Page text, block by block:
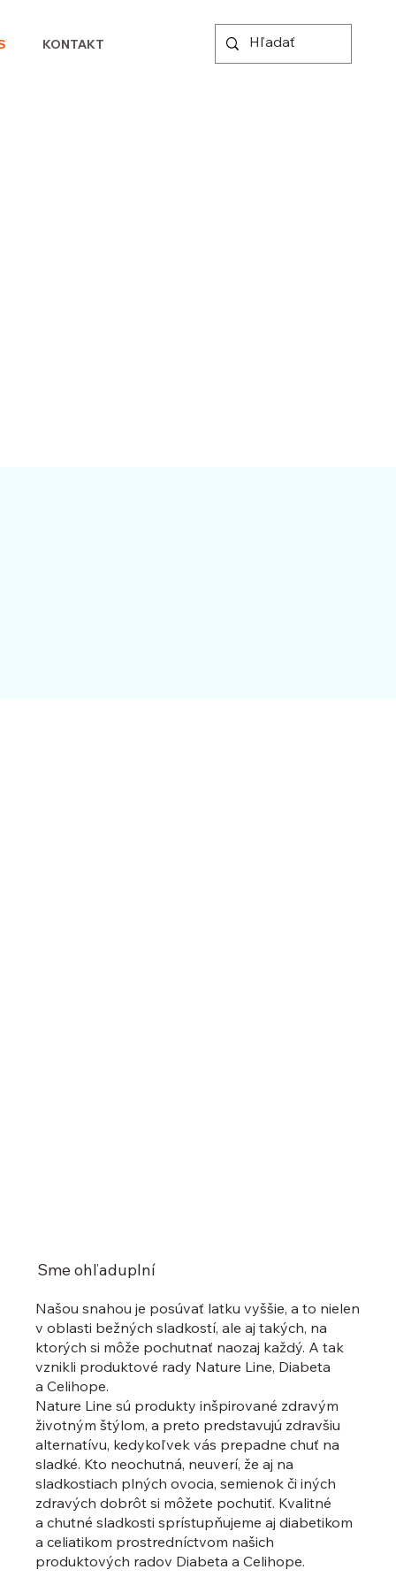
KONTAKT
Sme ohľaduplní
Našou snahou je posúvať latku vyššie, a to nielen
v oblasti bežných sladkostí, ale aj takých, na
ktorých si môže pochutnať naozaj každý. A tak
vznikli produktové rady Nature Line, Diabeta
a Celihope.
Nature Line sú produkty inšpirované zdravým
životným štýlom, a preto predstavujú zdravšiu
alternatívu, kedykoľvek vás prepadne chuť na
sladké. Kto neochutná, neuverí, že aj na
sladkostiach plných ovocia, semienok či iných
zdravých dobrôt si môžete pochutiť. Kvalitné
a chutné sladkosti sprístupňujeme aj diabetikom
a celiatikom prostredníctvom našich
produktových radov Diabeta a Celihope.